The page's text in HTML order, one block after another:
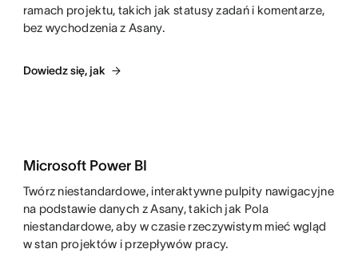
ramach projektu, takich jak statusy zadań i komentarze,
bez wychodzenia z Asany.
Dowiedz się, jak
Microsoft Power BI
Twórz niestandardowe, interaktywne pulpity nawigacyjne
na podstawie danych z Asany, takich jak Pola
niestandardowe, aby w czasie rzeczywistym mieć wgląd
w stan projektów i przepływów pracy.